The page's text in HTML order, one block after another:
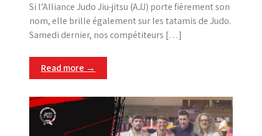
Si l’Alliance Judo Jiu-jitsu (AJJ) porte fièrement son
nom, elle brille également sur les tatamis de Judo.
Samedi dernier, nos compétiteurs […]
Read more →